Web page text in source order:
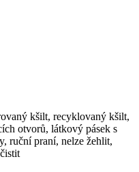
kšilt, recyklovaný kšilt,
otvorů, látkový pásek s
ruční praní, nelze žehlit,